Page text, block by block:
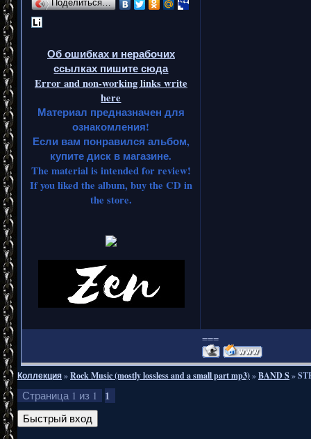
Поделиться…
Об ошибках и нерабочих
ссылках пишите сюда
Error and non-working links write
here
Материал предназначен для
ознакомления!
Если вам понравился альбом,
купите диск в магазине.
The material is intended for review!
If you liked the album, buy the CD in
the store.
===
Коллекция»Rock Music (mostly lossless and a small part mp3)»BAND S »
Страница 1 из 1 1